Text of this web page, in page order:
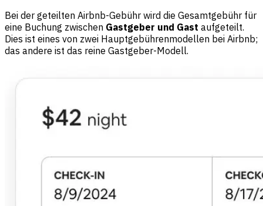
Bei der geteilten Airbnb-Gebühr wird die Gesamtgebühr für
eine Buchung zwischen Gastgeber und Gast aufgeteilt.
Dies ist eines von zwei Hauptgebührenmodellen bei Airbnb;
das andere ist das reine Gastgeber-Modell.